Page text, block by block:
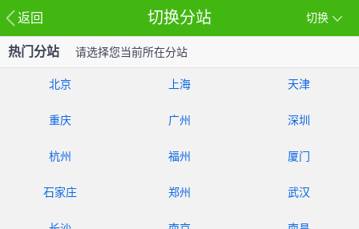
返回 切换
切换分站
热门分站 请选择您当前所在分站
北京 上海 天津
重庆 广州 深圳
杭州 福州 厦门
石家庄 郑州 武汉